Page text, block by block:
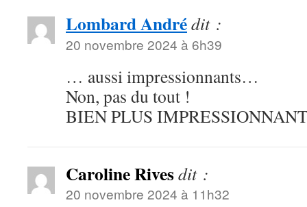
Lombard Andrédit :
20 novembre 2024 à 6h39
… aussi impressionnants…
Non, pas du tout !
BIEN PLUS
Caroline Rivesdit :
20 novembre 2024 à 11h32